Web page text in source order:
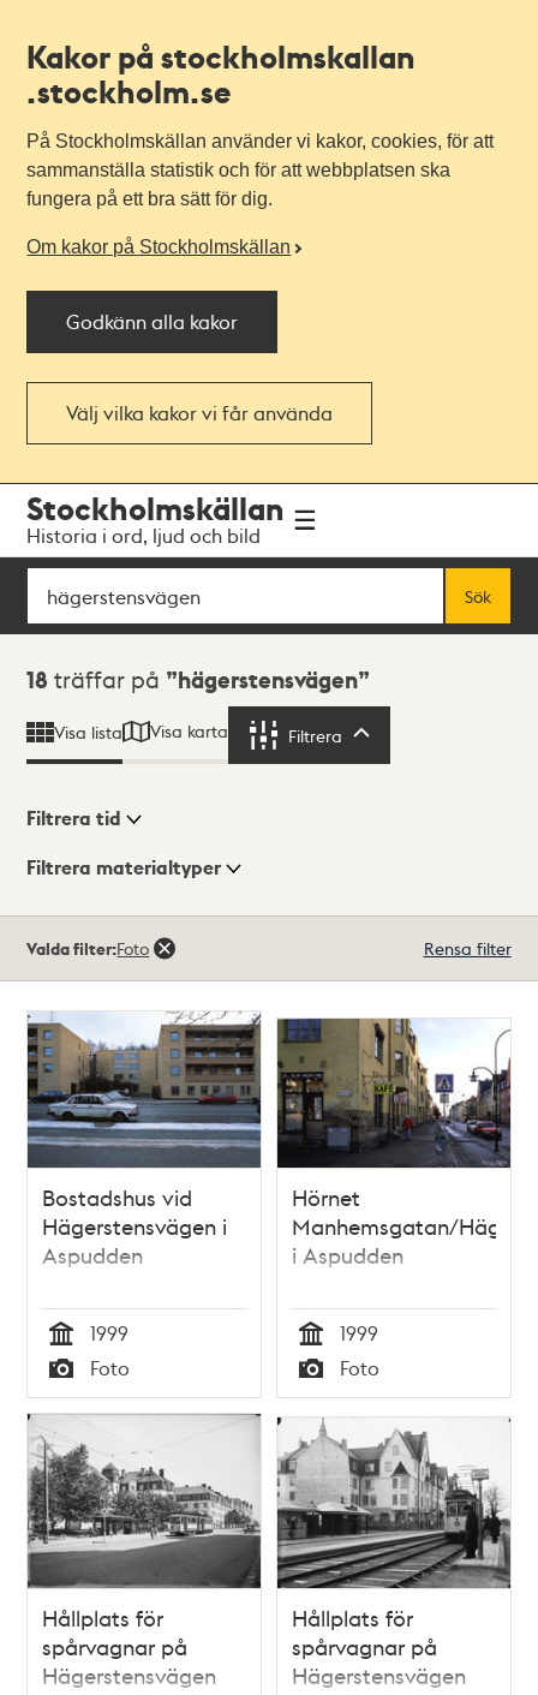
Kakor på stockholmskallan
.stockholm.se
På Stockholmskällan använder vi kakor, cookies, för att
sammanställa statistik och för att webbplatsen ska
fungera på ett bra sätt för dig.
Om kakor på Stockholmskällan
Godkänn alla kakor
Välj vilka kakor vi får använda
navigationen
huvudinnehållet
Stockholmskällan
Historia i ord, ljud och bild
Sök
Sök
Sökresultat
18 träffar på hägerstensvägen
Visa lista Visa karta Filtrera
Visningsläge
Filtrera tid
Filtrera materialtyper
träffar
Valda filter:Foto Rensa filter
Bostadshus vid
Hägerstensvägen i
Aspudden
Tid
1999
Typ
Foto
Hörnet
Manhemsgatan/
i Aspudden
Tid
1999
Typ
Foto
Hållplats för
spårvagnar på
Hägerstensvägen
Hållplats för
spårvagnar på
Hägerstensvägen